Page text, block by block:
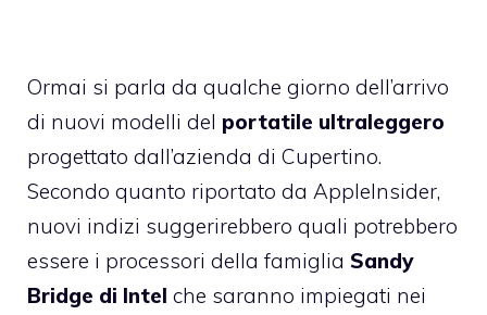
Ormai si parla da qualche giorno dell’arrivo
di nuovi modelli del portatile ultraleggero
progettato dall’azienda di Cupertino.
Secondo quanto riportato da AppleInsider,
nuovi indizi suggerirebbero quali potrebbero
essere i processori della famiglia Sandy
Bridge di Intel che saranno impiegati nei